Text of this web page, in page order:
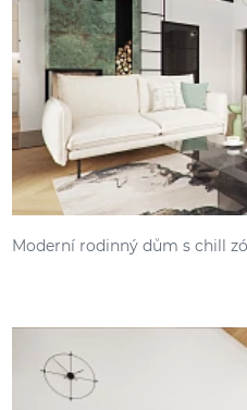
Moderní rodinný dům s chill